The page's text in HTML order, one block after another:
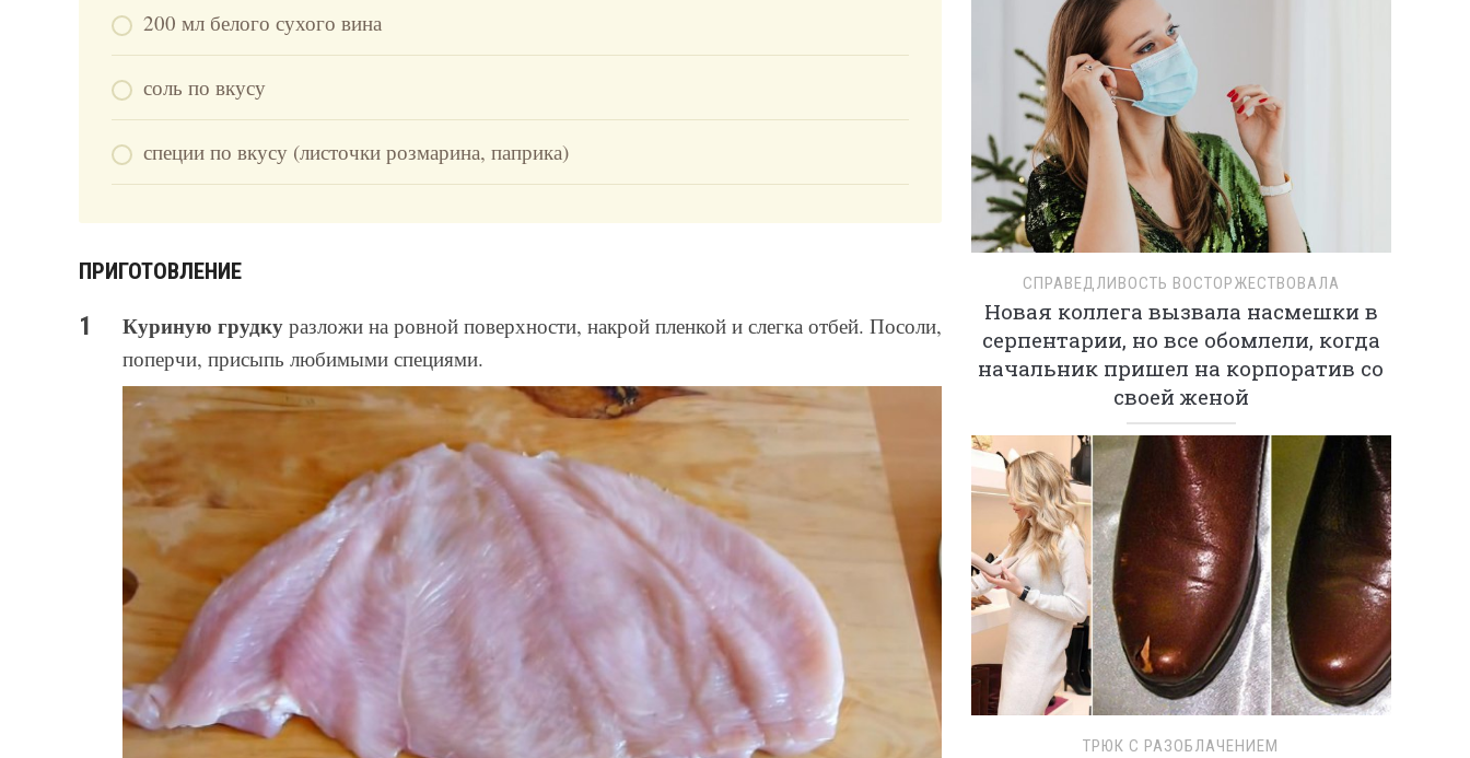
200 мл белого сухого вина
соль по вкусу
специи по вкусу (листочки розмарина, паприка)
ПРИГОТОВЛЕНИЕ
Куриную грудку разложи на ровной поверхности, накрой пленкой и слегка отбей. Посоли,
поперчи, присыпь любимыми специями.
СПРАВЕДЛИВОСТЬ ВОСТОРЖЕСТВОВАЛА
Новая коллега вызвала насмешки в
серпентарии, но все обомлели, когда
начальник пришел на корпоратив со
своей женой
ТРЮК С РАЗОБЛАЧЕНИЕМ